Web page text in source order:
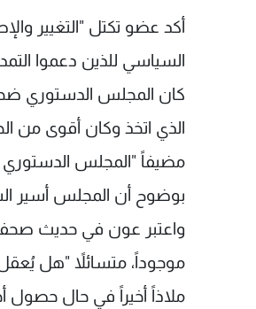
أكد عضو تكتل "التغيير
السياسي للذين دعموا
كان المجلس الدستوري
الذي اتخذ وكان أقوى من
مضيفاً "المجلس الدستوري
بوضوح أن المجلس أسير
واعتبر عون في حديث
موجوداً، متسائلاً "هل
ملاذاً أخيراً في حال